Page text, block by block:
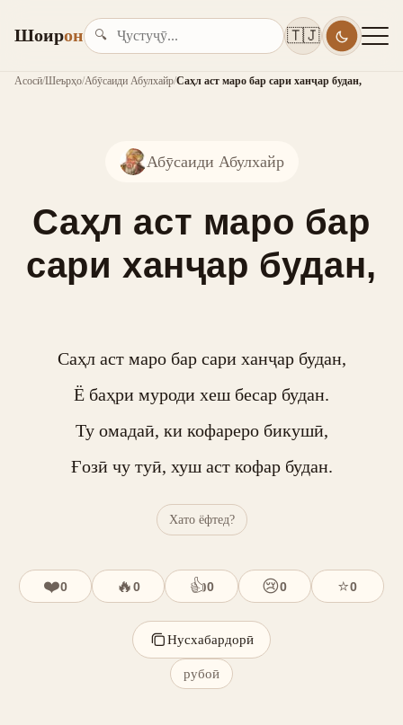
Шоирон 🔍 🇹🇯
Асосӣ/Шеърҳо/Абӯсаиди Абулхайр/Саҳл аст маро бар сари ханҷар будан,
Абӯсаиди Абулхайр
Саҳл аст маро бар
сари ханҷар будан,
Саҳл аст маро бар сари ханҷар будан,
Ё баҳри муроди хеш бесар будан.
Ту омадаӣ, ки кофареро бикушӣ,
Ғозӣ чу туӣ, хуш аст кофар будан.
Хато ёфтед?
❤️0 🔥0 👍0 😢0 ⭐0
Нусхабардорӣ
рубоӣ